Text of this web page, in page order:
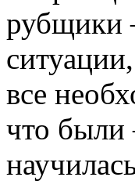
рубщики
все
что были